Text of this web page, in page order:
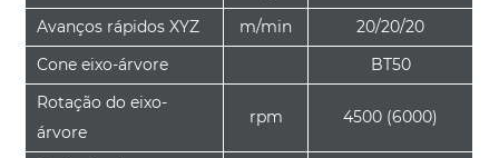
Avanços rápidos XYZ
m/min
20/20/20
Cone eixo-árvore
BT50
Rotação do eixo-
árvore
rpm 4500 (6000)